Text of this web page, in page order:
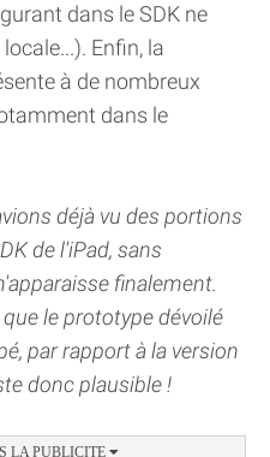
dans le SDK ne
Enfin, la
à de nombreux
dans le
déjà vu des portions
de l'iPad, sans
finalement.
le prototype dévoilé
par rapport à la version
donc plausible !